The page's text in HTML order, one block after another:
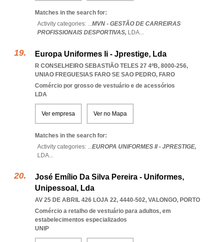
Matches in the search for:
Activity categories: ...MVN - GESTÃO DE CARREIRAS
PROFISSIONAIS DESPORTIVAS, LDA...
Europa Uniformes Ii - Jprestige, Lda
R CONSELHEIRO SEBASTIÃO TELES 27 4ºB, 8000-256,
UNIAO FREGUESIAS FARO SE SAO PEDRO, FARO
Comércio por grosso de vestuário e de acessórios
LDA
Ver empresa Ver no Mapa
Matches in the search for:
Activity categories: ...EUROPA UNIFORMES II - JPRESTIGE,
LDA...
José Emílio Da Silva Pereira - Uniformes,
Unipessoal, Lda
AV 25 DE ABRIL 426 LOJA 22, 4440-502, VALONGO, PORTO
Comércio a retalho de vestuário para adultos, em
estabelecimentos especializados
UNIP